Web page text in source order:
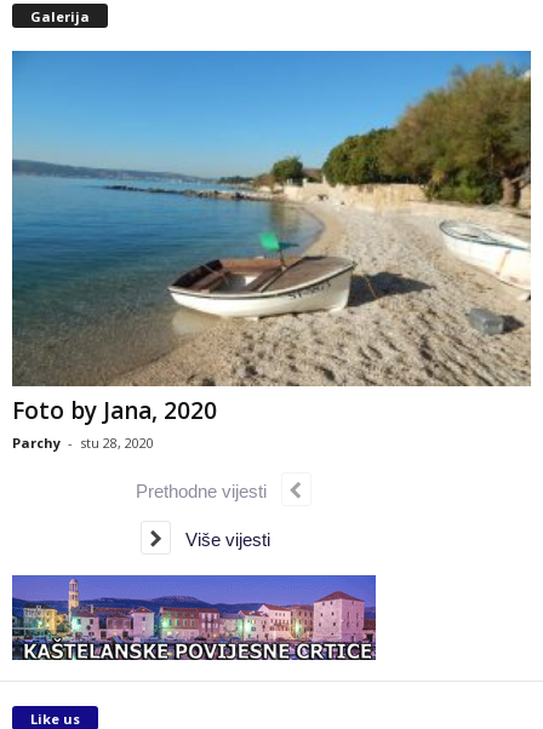
Galerija
Foto by Jana, 2020
Parchy - stu 28, 2020
Prethodne vijesti
Više vijesti
Like us